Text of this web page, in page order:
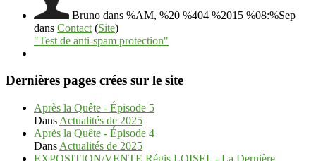
Bruno dans %AM, %20 %404 %2015 %08:%Sep
dans Contact (Site)
"Test de anti-spam protection"
Dernières pages crées sur le site
Après la Quête - Épisode 5
Dans Actualités de 2025
Après la Quête - Épisode 4
Dans Actualités de 2025